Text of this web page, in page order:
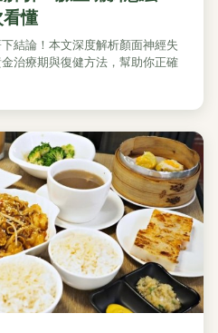
懂
結論！本文深度解析顏面神經失
治療期與復健方法，幫助你正確